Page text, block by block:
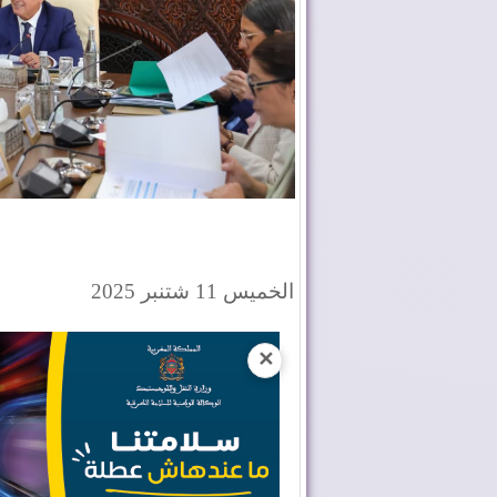
الخميس 11 شتنبر 2025
✕